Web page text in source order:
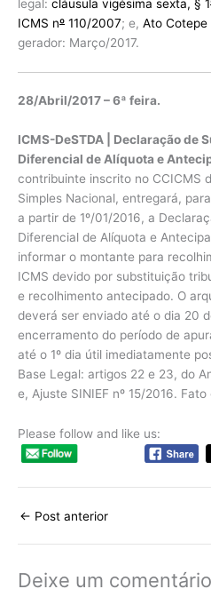
legal: cláusula vigésima sexta, § 1
ICMS nº 110/2007; e, Ato Cotepe
gerador: Março/2017.
28/Abril/2017 – 6ª feira.
ICMS-DeSTDA | Declaração de
Diferencial de Alíquota e
contribuinte inscrito no CCICMS
Simples Nacional, entregará,
a partir de 1º/01/2016, a
Diferencial de Alíquota e
informar o montante para
ICMS devido por substituição
e recolhimento antecipado. O
deverá ser enviado até o dia 20
encerramento do período de
até o 1º dia útil imediatamente
Base Legal: artigos 22 e 23, do
e, Ajuste SINIEF nº 15/2016.
Please follow and like us:
← Post anterior
Deixe um comentário